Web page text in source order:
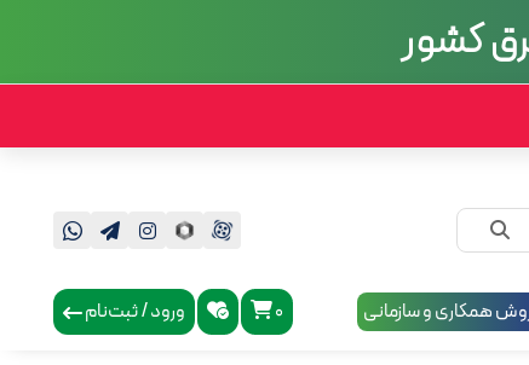
کشور
همکاری و سازمانی 0 ورود / ثبت‌نام